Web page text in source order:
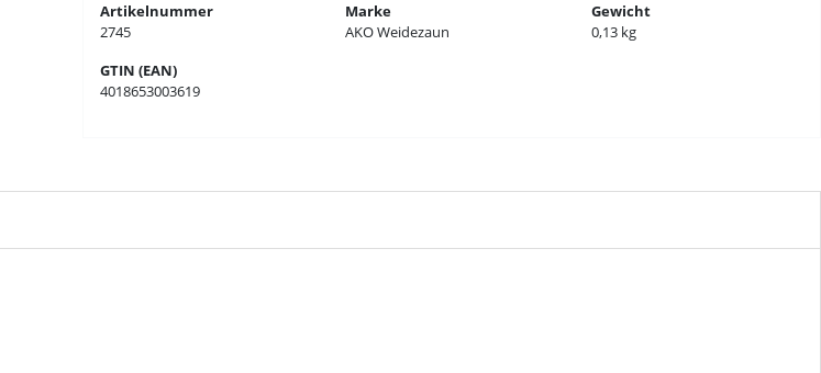
Artikelnummer
2745
Marke
AKO Weidezaun
Gewicht
0,13 kg
GTIN (EAN)
4018653003619